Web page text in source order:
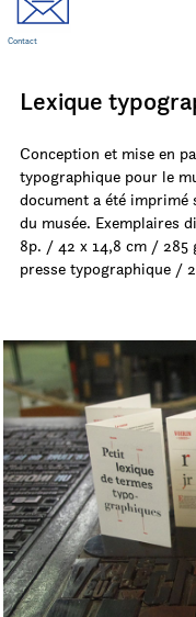
Contact
Lexique
Conception et mise en
typographique pour le
document a été imprimé
du musée. Exemplaires
8p. / 42 x 14,8 cm / 285
presse typographique /